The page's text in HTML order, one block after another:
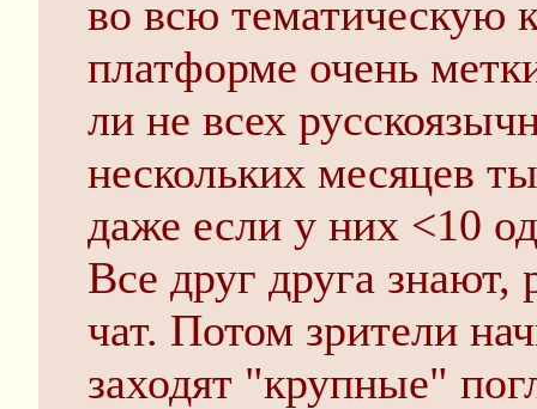
во всю тематическую
платформе очень
ли не всех
нескольких месяцев
даже если у них <10
Все друг друга
чат. Потом зрители
заходят "крупные"